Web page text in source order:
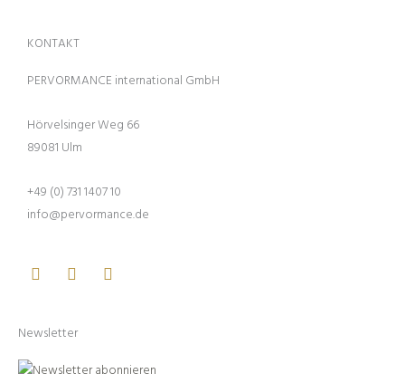
KONTAKT
PERVORMANCE international GmbH
Hörvelsinger Weg 66
89081 Ulm
+49 (0) 731 1407 10
info@pervormance.de
FacebookYoutubeInstagram
Newsletter